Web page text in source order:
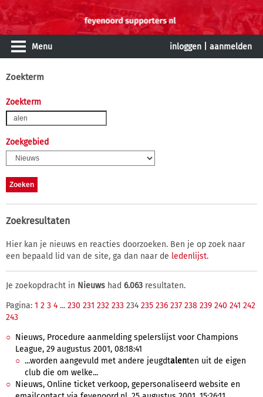
Menu inloggen aanmelden
Zoekterm
Zoekterm
Zoekgebied
Zoekresultaten
Hier kan je nieuws en reacties doorzoeken. Ben je op zoek naar
een bepaald lid van de site, ga dan naar de ledenlijst.
Je zoekopdracht in Nieuws had 6.063 resultaten.
Pagina: 1 2 3 4 ... 230 231 232 233 234 235 236 237 238 239 240 241 242
243
Nieuws, Procedure aanmelding spelerslijst voor Champions
League, 29 augustus 2001, 08:18:41
...worden aangevuld met andere jeugdtalenten uit de eigen
club die om welke...
Nieuws, Online ticket verkoop, gepersonaliseerd website en